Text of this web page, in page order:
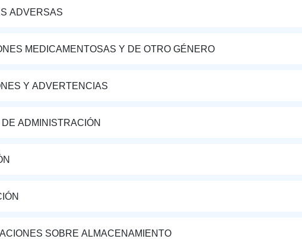
ADVERSAS
MEDICAMENTOSAS Y DE OTRO GÉNERO
Y ADVERTENCIAS
ADMINISTRACIÓN
SOBRE ALMACENAMIENTO